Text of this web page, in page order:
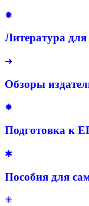
✹
Литература
➜
Обзоры
✸
Подготовка к
✱
Пособия для
✳